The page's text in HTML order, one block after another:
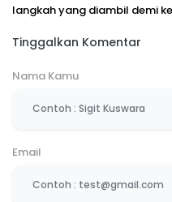
langkah yang diambil demi
Tinggalkan Komentar
Nama Kamu
Email